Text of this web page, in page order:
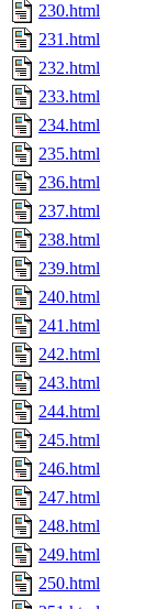
230.html
231.html
232.html
233.html
234.html
235.html
236.html
237.html
238.html
239.html
240.html
241.html
242.html
243.html
244.html
245.html
246.html
247.html
248.html
249.html
250.html